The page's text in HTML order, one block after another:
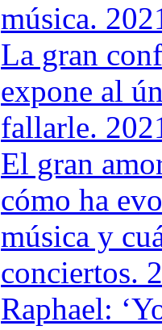
música.
La gran
expone al
fallarle.
El gran
cómo ha
música y
conciertos.
Raphael: